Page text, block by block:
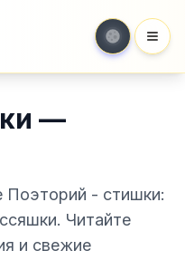
—
Поэторий - стишки:
Читайте
и свежие